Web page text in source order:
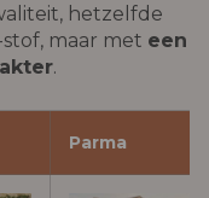
hetzelfde
maar met een
.
Parma